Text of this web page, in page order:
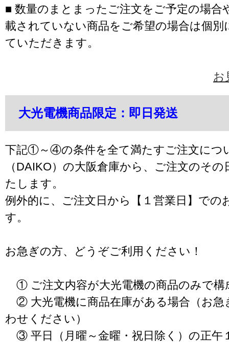
■ 数量のまとまったご注文をご予定の場合
載されていない商品をご希望の場合は個別
ていただきます。
お
大光電機商品限定：即日発送
下記①～④の条件を全て満たすご注文につ
（DAIKO）の大阪倉庫から、ご注文のそ
たします。
例外的に、ご注文日から【１営業日】での
す。
お急ぎの方、どうぞご利用ください！
① ご注文内容が大光電機の商品のみで構
② 大光電機に商品在庫がある場合（お急
わせください）
③ 平日（月曜～金曜・祝日除く）の正午